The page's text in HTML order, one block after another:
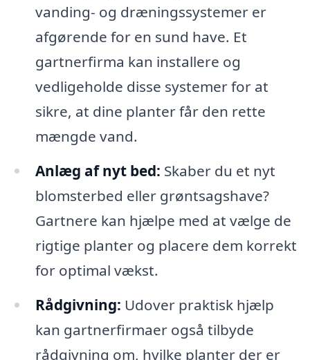
vanding- og dræningssystemer er
afgørende for en sund have. Et
gartnerfirma kan installere og
vedligeholde disse systemer for at
sikre, at dine planter får den rette
mængde vand.
Anlæg af nyt bed: Skaber du et nyt
blomsterbed eller grøntsagshave?
Gartnere kan hjælpe med at vælge de
rigtige planter og placere dem korrekt
for optimal vækst.
Rådgivning: Udover praktisk hjælp
kan gartnerfirmaer også tilbyde
rådgivning om, hvilke planter der er